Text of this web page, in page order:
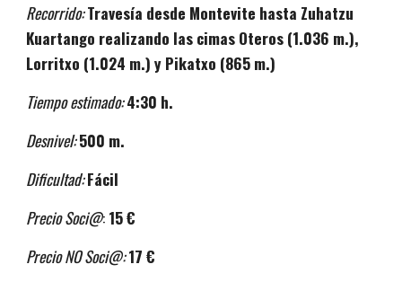
Recorrido:Travesía desde Montevite hasta Zuhatzu
Kuartango realizando las cimasOteros(1.036 m.),
Lorritxo (1.024 m.) yPikatxo (865m.)
Tiempo estimado:4:30 h.
Desnivel:500 m.
Dificultad:Fácil
Precio Soci@:15 €
Precio NO Soci@:17 €